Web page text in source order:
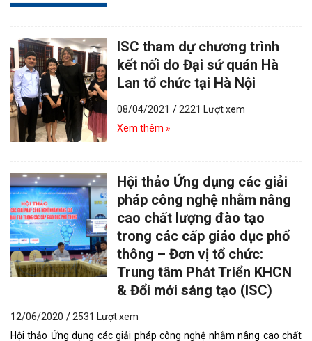
ISC tham dự chương trình
kết nối do Đại sứ quán Hà
Lan tổ chức tại Hà Nội
08/04/2021 /2221 Lượt xem
Xem thêm »
Hội thảo Ứng dụng các giải
pháp công nghệ nhằm nâng
cao chất lượng đào tạo
trong các cấp giáo dục phổ
thông – Đơn vị tổ chức:
Trung tâm Phát Triển KHCN
& Đổi mới sáng tạo (ISC)
12/06/2020 /2531 Lượt xem
Hội thảo Ứng dụng các giải pháp công nghệ nhằm nâng cao chất